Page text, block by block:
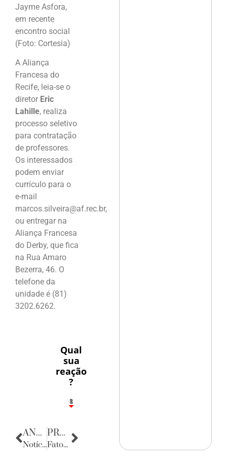
Jayme Asfora,
em recente
encontro social
(Foto: Cortesia)
A Aliança
Francesa do
Recife, leia-se o
diretor Eric
Lahille, realiza
processo seletivo
para contratação
de professores.
Os interessados
podem enviar
currículo para o
e-mail
marcos.silveira@af.rec.br,
ou entregar na
Aliança Francesa
do Derby, que fica
na Rua Amaro
Bezerra, 46. O
telefone da
unidade é (81)
3202.6262.
Qual
sua
reação
?
1
8
ANTERIOR
Notícias do Rio Grande do Norte
PRÓXIMA
Fatos Diversos